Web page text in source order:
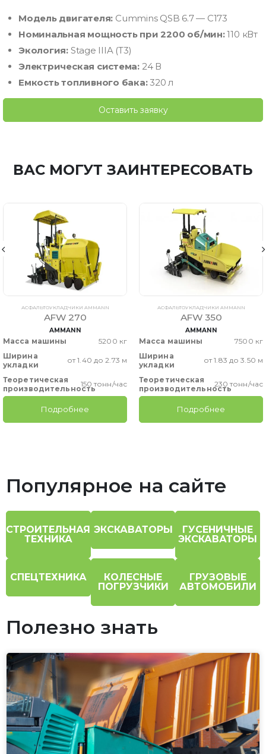
Модель двигателя: Cummins QSB 6.7 — C173
Номинальная мощность при 2200 об/мин:110 кВт
Экология:Stage IIIA (T3)
Электрическая система: 24 В
Емкость топливного бака:320 л
Оставить заявку
ВАС МОГУТ ЗАИНТЕРЕСОВАТЬ
АСФАЛЬТОУКЛАДЧИКИ AMMANN
AFW 270
AMMANN
Масса машины
5200 кг
Ширина
укладки
от 1.40 до 2.73 м
Теоретическая
производительность
150 тонн/час
Подробнее
АСФАЛЬТОУКЛАДЧИКИ AMMANN
AFW 350
AMMANN
Масса машины
7500 кг
Ширина
укладки
от 1.83 до 3.50 м
Теоретическая
производительность
230 тонн/час
Подробнее
Популярное на сайте
СТРОИТЕЛЬНАЯ
ТЕХНИКА
ЭКСКАВАТОРЫ
ГУСЕНИЧНЫЕ
ЭКСКАВАТОРЫ
СПЕЦТЕХНИКА
КОЛЕСНЫЕ
ПОГРУЗЧИКИ
ГРУЗОВЫЕ
АВТОМОБИЛИ
Полезно знать